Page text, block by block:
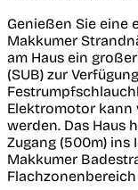
Genießen Sie eine
Makkumer
am Haus ein
(SUB) zur
Elektromotor kann
werden. Das Haus
Zugang (500m) ins
Makkumer
Flachzonenbereich